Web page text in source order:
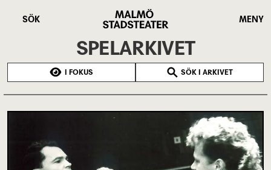
SÖK
Stadsteater
MENY
SPELARKIVET
I FOKUS SÖK I ARKIVET